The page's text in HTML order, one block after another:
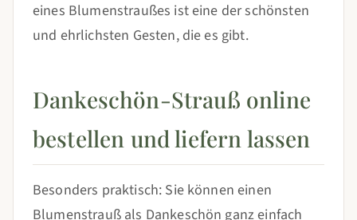
eines Blumenstraußes ist eine der schönsten
und ehrlichsten Gesten, die es gibt.
Dankeschön-Strauß online
bestellen und liefern lassen
Besonders praktisch: Sie können einen
Blumenstrauß als Dankeschön ganz einfach